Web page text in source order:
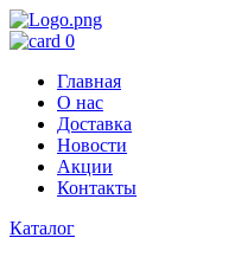
0
Главная
О нас
Доставка
Новости
Акции
Контакты
Каталог